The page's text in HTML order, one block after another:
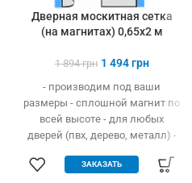
Дверная москитная сетка
(на магнитах) 0,65х2 м
1 894грн 1 494грн
- производим под ваши
размеры - сплошной магнит по
всей высоте - для любых
дверей (пвх, дерево, металл) -
инструмента - защита от
ЗАКАЗАТЬ